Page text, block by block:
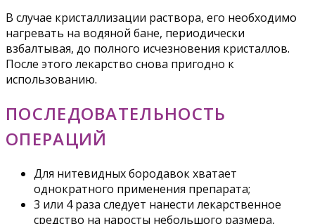
В случае кристаллизации раствора, его необходимо
нагревать на водяной бане, периодически
взбалтывая, до полного исчезновения кристаллов.
После этого лекарство снова пригодно к
использованию.
ПОСЛЕДОВАТЕЛЬНОСТЬ
ОПЕРАЦИЙ
Для нитевидных бородавок хватает
однократного применения препарата;
3 или 4 раза следует нанести лекарственное
средство на наросты небольшого размера,